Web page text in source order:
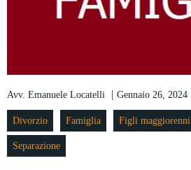
Avv. Emanuele Locatelli | Gennaio 26, 2024
Divorzio Famiglia Figli maggiorenni
Separazione